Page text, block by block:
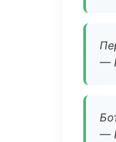
—
—